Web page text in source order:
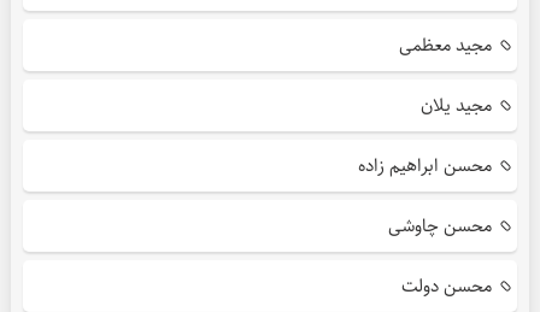
مجید معظمی
مجید یلان
محسن ابراهیم زاده
محسن چاوشی
محسن دولت